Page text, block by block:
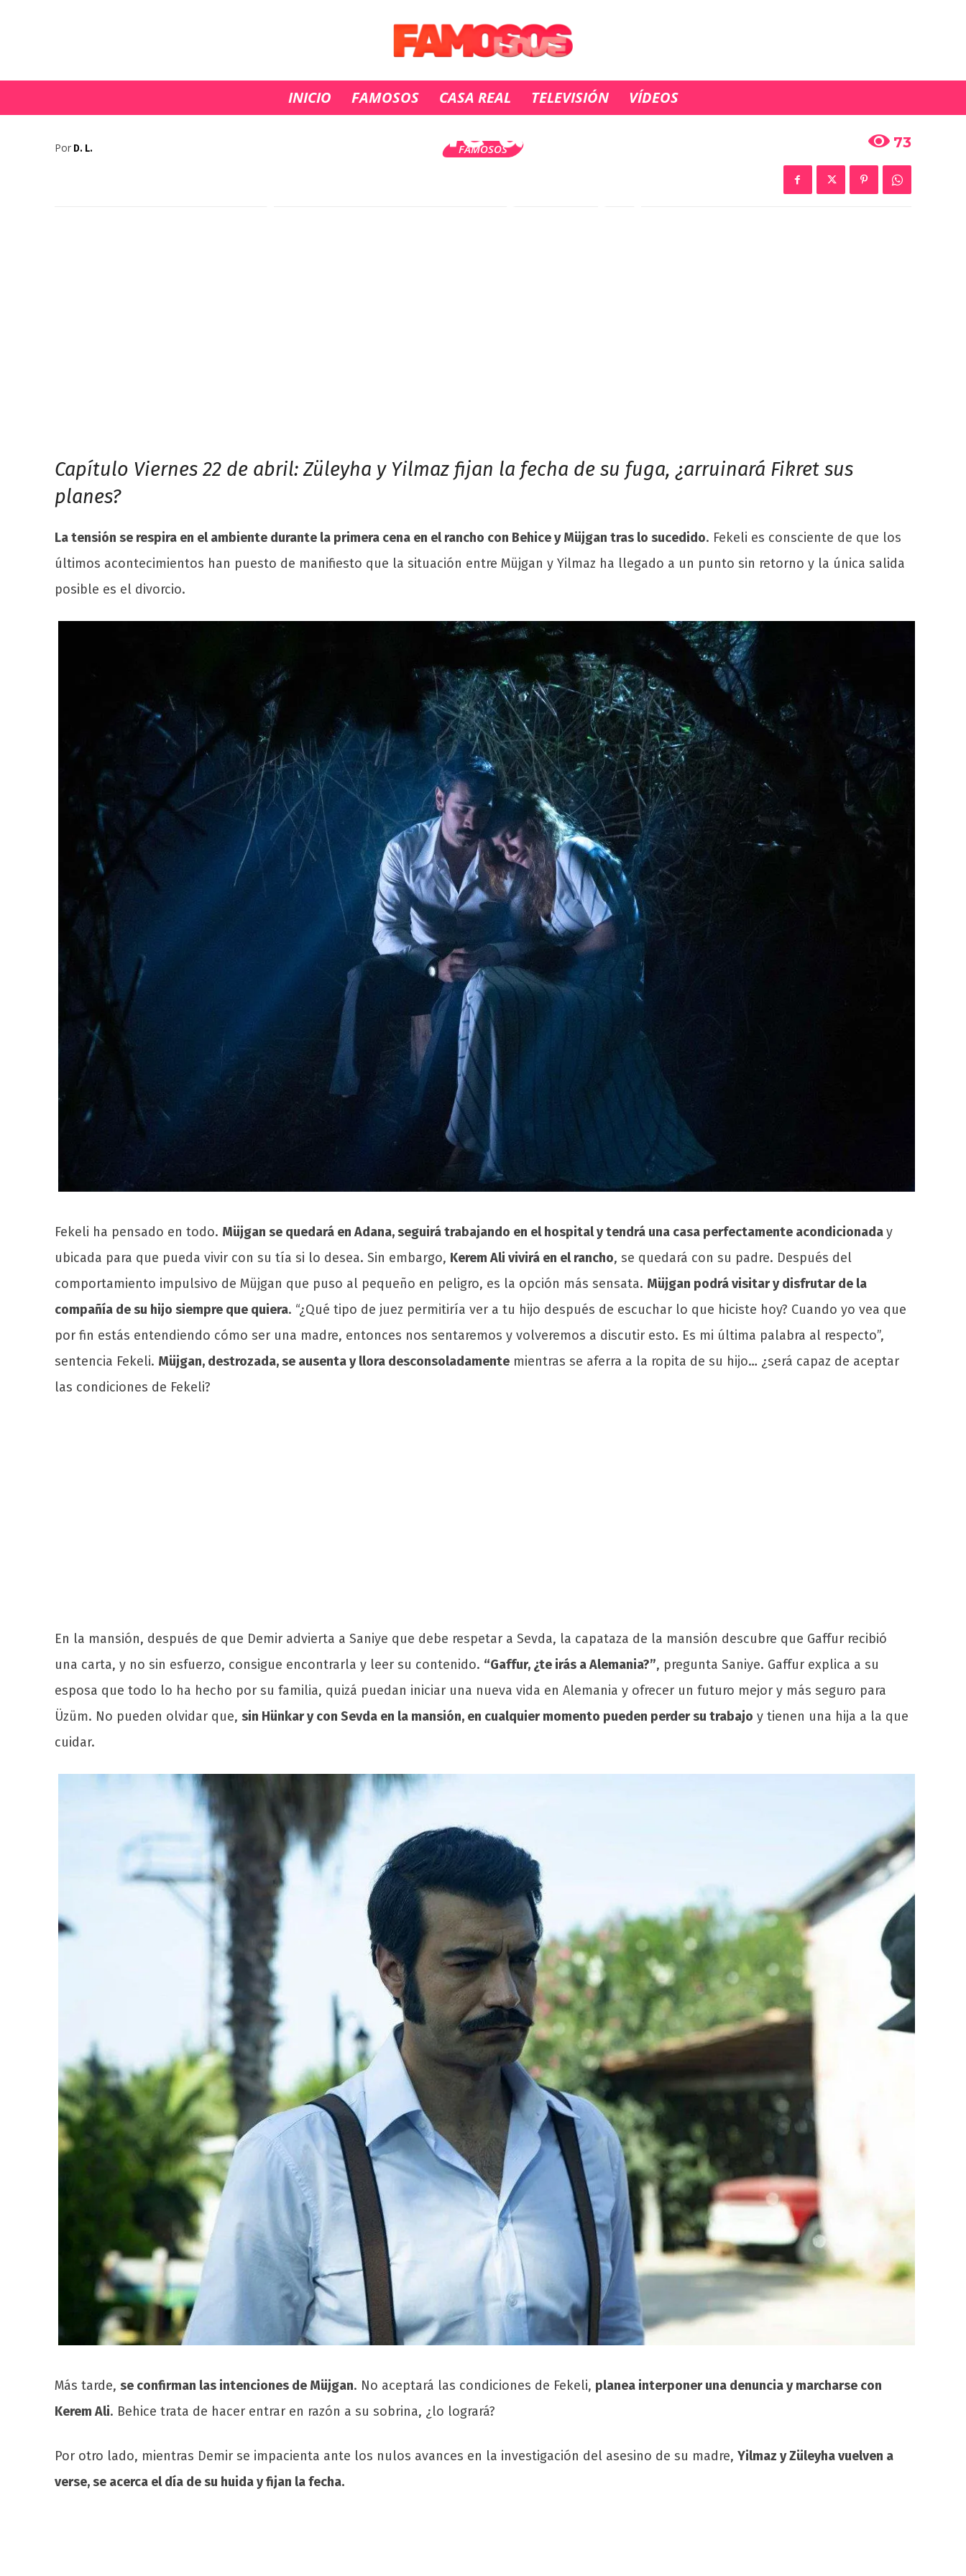
INICIO FAMOSOS CASA REAL TELEVISIÓN VÍDEOS
Avance semanal de ‘Tierra Amarga’
del 18 al 22 de abril: Müjgan
manipula a Züleyha y pone en
Por D. L. FAMOSOS 73
Capítulo Viernes 22 de abril: Züleyha y Yilmaz fijan la fecha de su fuga, ¿arruinará Fikret sus
planes?
La tensión se respira en el ambiente durante la primera cena en el rancho con Behice y Müjgan tras lo sucedido. Fekeli es consciente de que los
últimos acontecimientos han puesto de manifiesto que la situación entre Müjgan y Yilmaz ha llegado a un punto sin retorno y la única salida
posible es el divorcio.
Fekeli ha pensado en todo. Müjgan se quedará en Adana, seguirá trabajando en el hospital y tendrá una casa perfectamente acondicionaday
ubicada para que pueda vivir con su tía si lo desea. Sin embargo, Kerem Ali vivirá en el rancho, se quedará con su padre. Después del
comportamiento impulsivo de Müjgan que puso al pequeño en peligro, es la opción más sensata. Müjgan podrá visitar y disfrutar de la
compañía de su hijo siempre que quiera. “¿Qué tipo de juez permitiría ver a tu hijo después de escuchar lo que hiciste hoy? Cuando yo vea que
por fin estás entendiendo cómo ser una madre, entonces nos sentaremos y volveremos a discutir esto. Es mi última palabra al respecto”,
sentencia Fekeli. Müjgan, destrozada, se ausenta y llora desconsoladamente mientras se aferra a la ropita de su hijo… ¿será capaz de aceptar
las condiciones de Fekeli?
En la mansión, después de que Demir advierta a Saniye que debe respetar a Sevda, la capataza de la mansión descubre que Gaffur recibió
una carta, y no sin esfuerzo, consigue encontrarla y leer su contenido. “Gaffur, ¿te irás a Alemania?”, pregunta Saniye. Gaffur explica a su
esposa que todo lo ha hecho por su familia, quizá puedan iniciar una nueva vida en Alemania y ofrecer un futuro mejor y más seguro para
Üzüm. No pueden olvidar que, sin Hünkar y con Sevda en la mansión, en cualquier momento pueden perder su trabajo y tienen una hija a la que
cuidar.
Más tarde, se confirman las intenciones de Müjgan. No aceptará las condiciones de Fekeli, planea interponer una denuncia y marcharse con
Kerem Ali. Behice trata de hacer entrar en razón a su sobrina, ¿lo logrará?
Por otro lado, mientras Demir se impacienta ante los nulos avances en la investigación del asesino de su madre, Yilmaz y Züleyha vuelven a
verse, se acerca el día de su huida y fijan la fecha.